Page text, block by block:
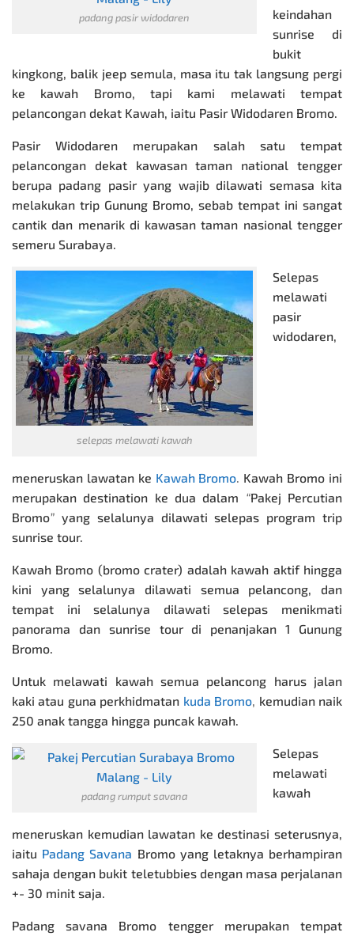
padang pasir widodaren
keindahan
sunrise di
bukit
kingkong, balik jeep semula, masa itu tak langsung pergi
ke kawah Bromo, tapi kami melawati tempat
pelancongan dekat Kawah, iaitu Pasir Widodaren Bromo.
Pasir Widodaren merupakan salah satu tempat
pelancongan dekat kawasan taman national tengger
berupa padang pasir yang wajib dilawati semasa kita
melakukan trip Gunung Bromo, sebab tempat ini sangat
cantik dan menarik di kawasan taman nasional tengger
semeru Surabaya.
selepas melawati kawah
Selepas
melawati
pasir
widodaren,
meneruskan lawatan ke Kawah Bromo. Kawah Bromo ini
merupakan destination ke dua dalam “Pakej Percutian
Bromo” yang selalunya dilawati selepas program trip
sunrise tour.
Kawah Bromo (bromo crater) adalah kawah aktif hingga
kini yang selalunya dilawati semua pelancong, dan
tempat ini selalunya dilawati selepas menikmati
panorama dan sunrise tour di penanjakan 1 Gunung
Bromo.
Untuk melawati kawah semua pelancong harus jalan
kaki atau guna perkhidmatan kuda Bromo, kemudian naik
250 anak tangga hingga puncak kawah.
padang rumput savana
Selepas
melawati
kawah
meneruskan kemudian lawatan ke destinasi seterusnya,
iaitu Padang Savana Bromo yang letaknya berhampiran
sahaja dengan bukit teletubbies dengan masa perjalanan
+- 30 minit saja.
Padang savana Bromo tengger merupakan tempat